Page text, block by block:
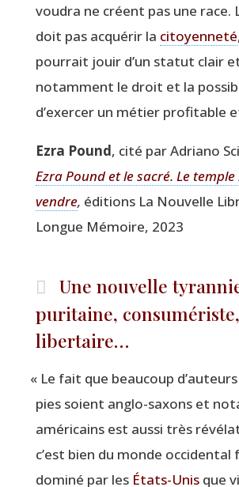
vou­dra ne créent pas une race.
doit pas acqué­rir la citoyen­ne­té
pour­rait jouir d’un sta­tut clair
notam­ment le droit et la
d’exercer un métier pro­fi­table
Ezra Pound, cité par Adria­no
Ezra Pound et le sacré. Le temple
vendre, édi­tions La Nou­velle
Longue Mémoire, 2023
Une nouvelle
puritaine,
libertaire…
« Le fait que beau­coup
pies soient anglo-saxons et
amé­ri­cains est aus­si très
c’est bien du monde occi­den­tal
domi­né par les États-Unisque